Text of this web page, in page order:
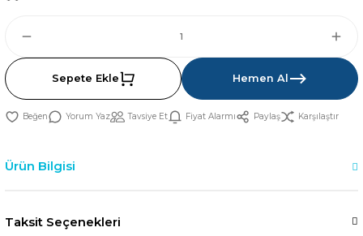
Sepete Ekle Hemen Al
Yorum Yaz Tavsiye Et Fiyat Alarmı Paylaş Karşılaştır
Ürün Bilgisi
Taksit Seçenekleri